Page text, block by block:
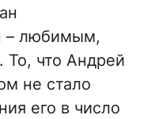
– любимым,
То, что Андрей
не стало
его в число